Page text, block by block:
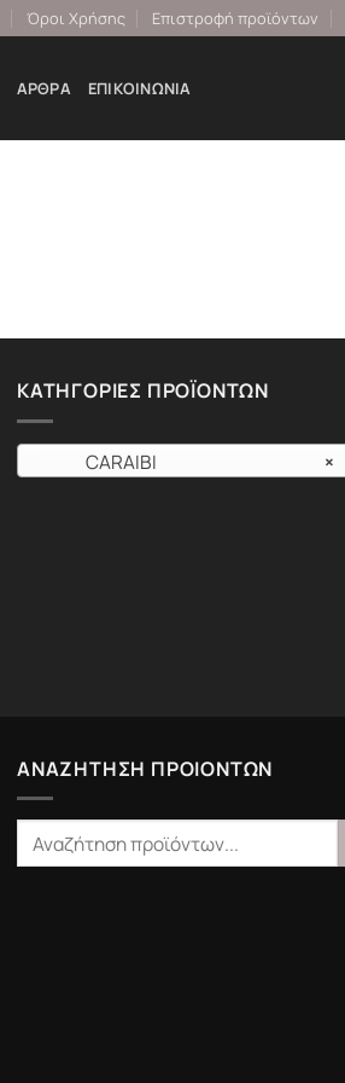
Όροι Χρήσης Επιστροφή προϊόντων
ΆΡΘΡΑ ΕΠΙΚΟΙΝΩΝΊΑ
ΚΑΤΗΓΟΡΊΕΣ ΠΡΟΪΌΝΤΩΝ
×
CARAIBI
ΑΝΑΖΗΤΗΣΗ ΠΡΟΙΟΝΤΩΝ